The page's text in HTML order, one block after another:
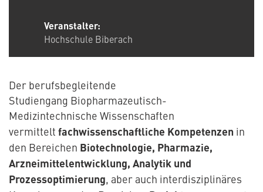
Veranstalter:
Hochschule Biberach
Der berufsbegleitende
Studiengang Biopharmazeutisch-
Medizintechnische Wissenschaften
vermittelt fachwissenschaftliche Kompetenzen in
den Bereichen Biotechnologie, Pharmazie,
Arzneimittelentwicklung, Analytik und
Prozessoptimierung, aber auch interdisziplinäres